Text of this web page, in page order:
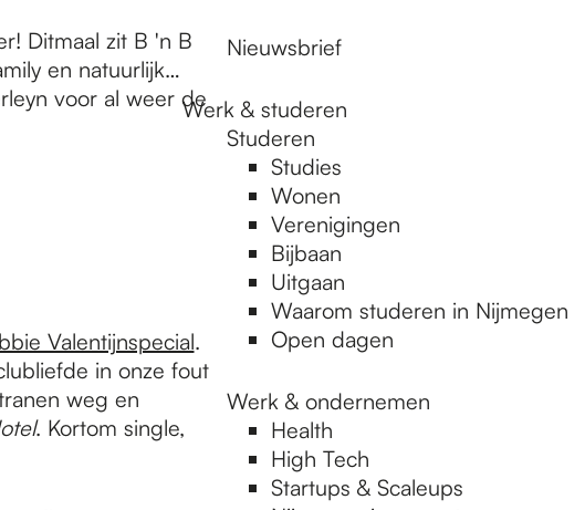
Nieuwsbrief
Werk & studeren
Studeren
Studies
Wonen
Verenigingen
Bijbaan
Uitgaan
Waarom studeren in Nijmegen
Open dagen
Werk & ondernemen
Health
High Tech
Startups & Scaleups
Ditmaal zit B 'n B
en natuurlijk…
voor al weer de
Valentijnspecial.
in onze fout
weg en
. Kortom single,